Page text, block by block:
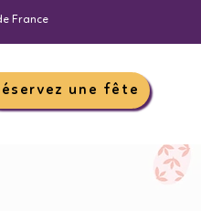
France
une fête